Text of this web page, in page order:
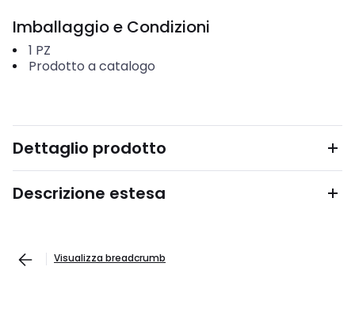
Imballaggio e Condizioni
1 PZ
Prodotto a catalogo
Dettaglio prodotto
Descrizione estesa
Visualizza breadcrumb